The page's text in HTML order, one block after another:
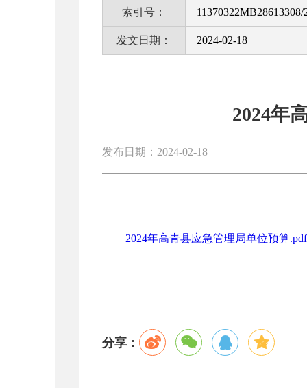
索引号： 11370322MB28613308/
发文日期： 2024-02-18
2024年
发布日期：2024-02-18
2024年高青县应急管理局单位预算.pdf
分享：